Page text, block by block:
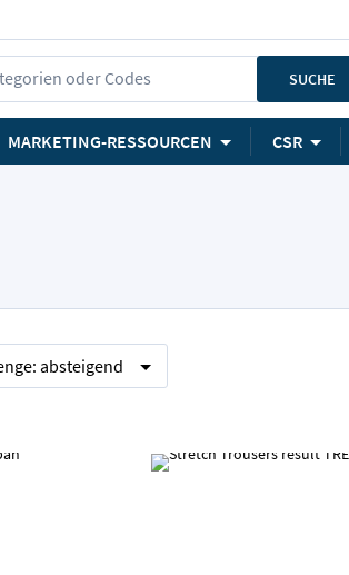
oder Codes SUCHE
MARKETING-RESSOURCEN CSR
absteigend